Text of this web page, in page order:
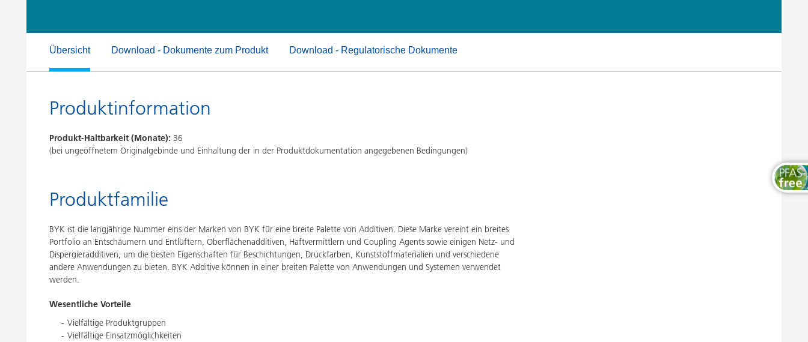
Übersicht Download - Dokumente zum Produkt Download - Regulatorische Dokumente
Produktinformation
Produkt-Haltbarkeit (Monate): 36
(bei ungeöffnetem Originalgebinde und Einhaltung der in der Produktdokumentation angegebenen Bedingungen)
Produktfamilie
BYK ist die langjährige Nummer eins der Marken von BYK für eine breite Palette von Additiven. Diese Marke vereint ein breites
Portfolio an Entschäumern und Entlüftern, Oberflächenadditiven, Haftvermittlern und Coupling Agents sowie einigen Netz- und
Dispergieradditiven, um die besten Eigenschaften für Beschichtungen, Druckfarben, Kunststoffmaterialien und verschiedene
andere Anwendungen zu bieten. BYK Additive können in einer breiten Palette von Anwendungen und Systemen verwendet
werden.
Wesentliche Vorteile
Vielfältige Produktgruppen
Vielfältige Einsatzmöglichkeiten